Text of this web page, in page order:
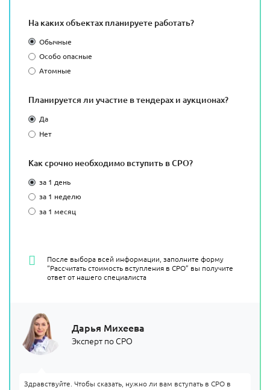
На каких объектах планируете работать?
Обычные
Особо опасные
Атомные
Планируется ли участие в тендерах и аукционах?
Да
Нет
Как срочно необходимо вступить в СРО?
за 1 день
за 1 неделю
за 1 месяц
После выбора всей информации, заполните форму
“Рассчитать стоимость вступления в СРО” вы получите
ответ от нашего специалиста
Дарья Михеева
Эксперт по СРО
Здравствуйте. Чтобы сказать, нужно ли вам вступать в СРО в